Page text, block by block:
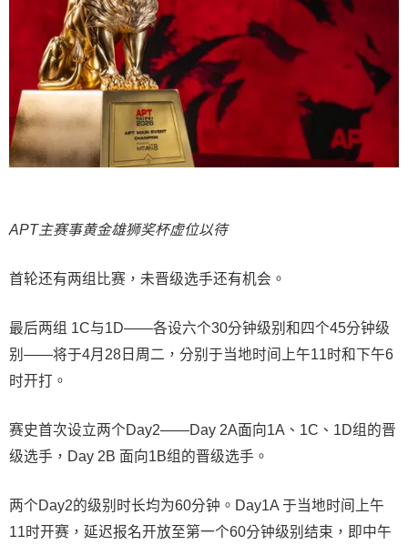
APT主赛事黄金雄狮奖杯虚位以待
首轮还有两组比赛，未晋级选手还有机会。
最后两组 1C与1D——各设六个30分钟级别和四个45分钟级
别——将于4月28日周二，分别于当地时间上午11时和下午6
时开打。
赛史首次设立两个Day2——Day 2A面向1A、1C、1D组的晋
级选手，Day 2B 面向1B组的晋级选手。
两个Day2的级别时长均为60分钟。Day1A 于当地时间上午
11时开赛，延迟报名开放至第一个60分钟级别结束，即中午